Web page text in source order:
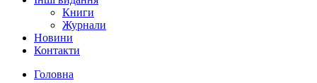
Книги
Журнали
Новини
Контакти
Головна